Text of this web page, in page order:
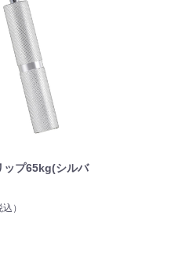
ップ65kg(シルバ
込）